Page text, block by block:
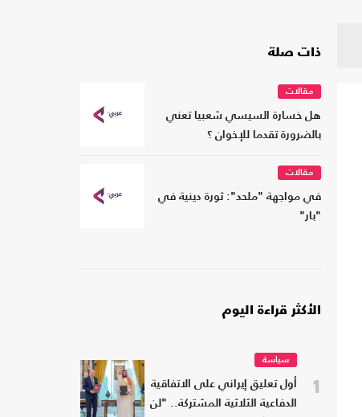
ذات صلة
مقالات
هل خسارة السيسي شعبيا تعني
بالضرورة تقدما للإخوان ؟
مقالات
في مواجهة "ملحد": ثورة دينية في
"بار"
الأكثر قراءة اليوم
1
سياسة
أول تعليق إيراني على الاتفاقية
الدفاعية الثلاثية المشتركة.. "لن